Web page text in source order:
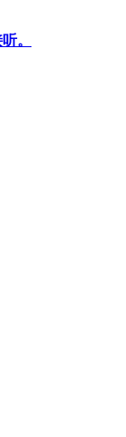
。